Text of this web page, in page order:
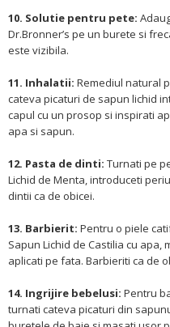
10. Solutie pentru pete:
Dr.Bronner’s pe un burete si
este vizibila.
11. Inhalatii: Remediul natural
cateva picaturi de sapun lichid
capul cu un prosop si inspirati
apa si sapun.
12. Pasta de dinti: Turnati pe
Lichid de Menta, introduceti
dintii ca de obicei.
13. Barbierit: Pentru o piele
Sapun Lichid de Castilia cu
aplicati pe fata. Barbieriti ca de
14. Ingrijire bebelusi: Pentru
turnati cateva picaturi din